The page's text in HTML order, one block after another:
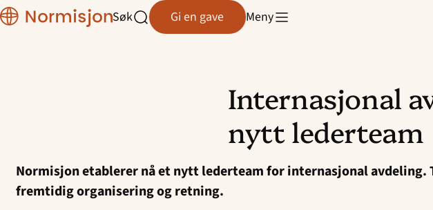
Normisjon
Åpne
Søk Gi en gave Meny
Normisjon Telemark
Normisjon Østfold
Internasjonal
nytt lederteam
Normisjon etablerer nå et nytt lederteam for internasjonal avdeling.
fremtidig organisering og retning.